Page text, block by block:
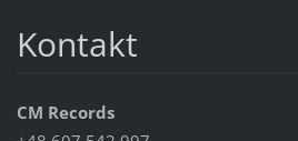
Kontakt
CM Records